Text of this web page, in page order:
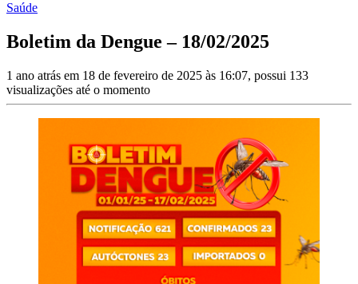
Saúde
Boletim da Dengue – 18/02/2025
1 ano atrás em 18 de fevereiro de 2025 às 16:07, possui 133
visualizações até o momento